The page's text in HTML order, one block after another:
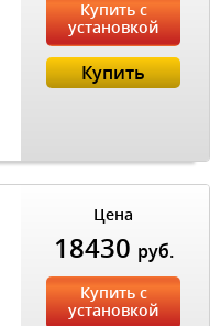
Купить с
установкой
Купить
Цена
18430 руб.
Купить с
установкой